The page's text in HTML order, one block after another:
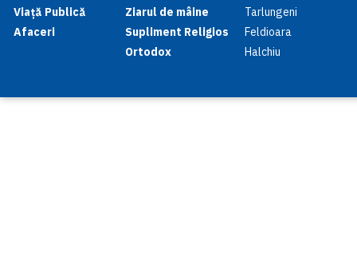
Viață Publică
Afaceri
Ziarul de mâine
Supliment Religios
Ortodox
Tarlungeni
Feldioara
Halchiu